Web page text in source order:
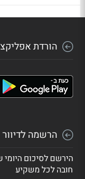
הורדת
הרשמה לדיוור
הירשם לסיכום היומי
חובה לכל משקיע